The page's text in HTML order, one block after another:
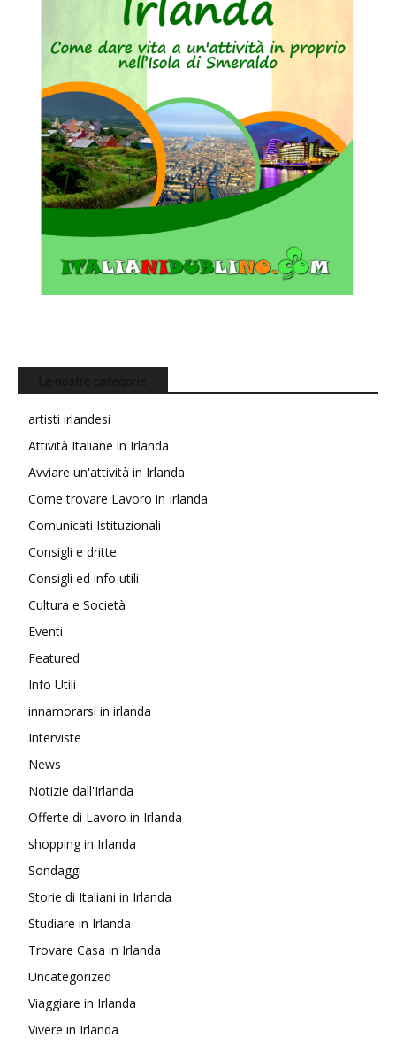
artisti irlandesi
Attività Italiane in Irlanda
Avviare un'attività in Irlanda
Come trovare Lavoro in Irlanda
Comunicati Istituzionali
Consigli e dritte
Consigli ed info utili
Cultura e Società
Eventi
Featured
Info Utili
innamorarsi in irlanda
Interviste
News
Notizie dall'Irlanda
Offerte di Lavoro in Irlanda
shopping in Irlanda
Sondaggi
Storie di Italiani in Irlanda
Studiare in Irlanda
Trovare Casa in Irlanda
Uncategorized
Viaggiare in Irlanda
Vivere in Irlanda